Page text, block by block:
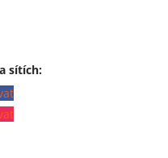
sítích: